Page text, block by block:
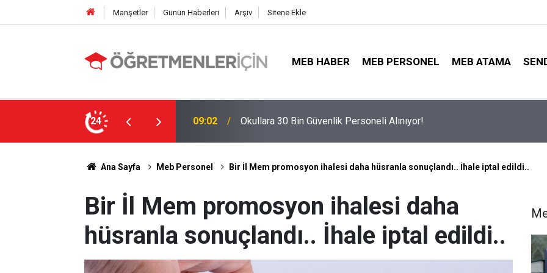
Manşetler Günün Haberleri Arşiv Sitene Ekle
MEB HABER MEB PERSONEL MEB ATAMA
24 19:01 MEBBİS Tercihleri Açıldı: Puan Farkı Tanımayan Öncelik Hangi Alanın
Ana Sayfa Meb Personel Bir İl Mem promosyon ihalesi daha hüsranla sonuçlandı.. İhale iptal edildi..
Bir İl Mem promosyon ihalesi daha
hüsranla sonuçlandı.. İhale iptal edildi..